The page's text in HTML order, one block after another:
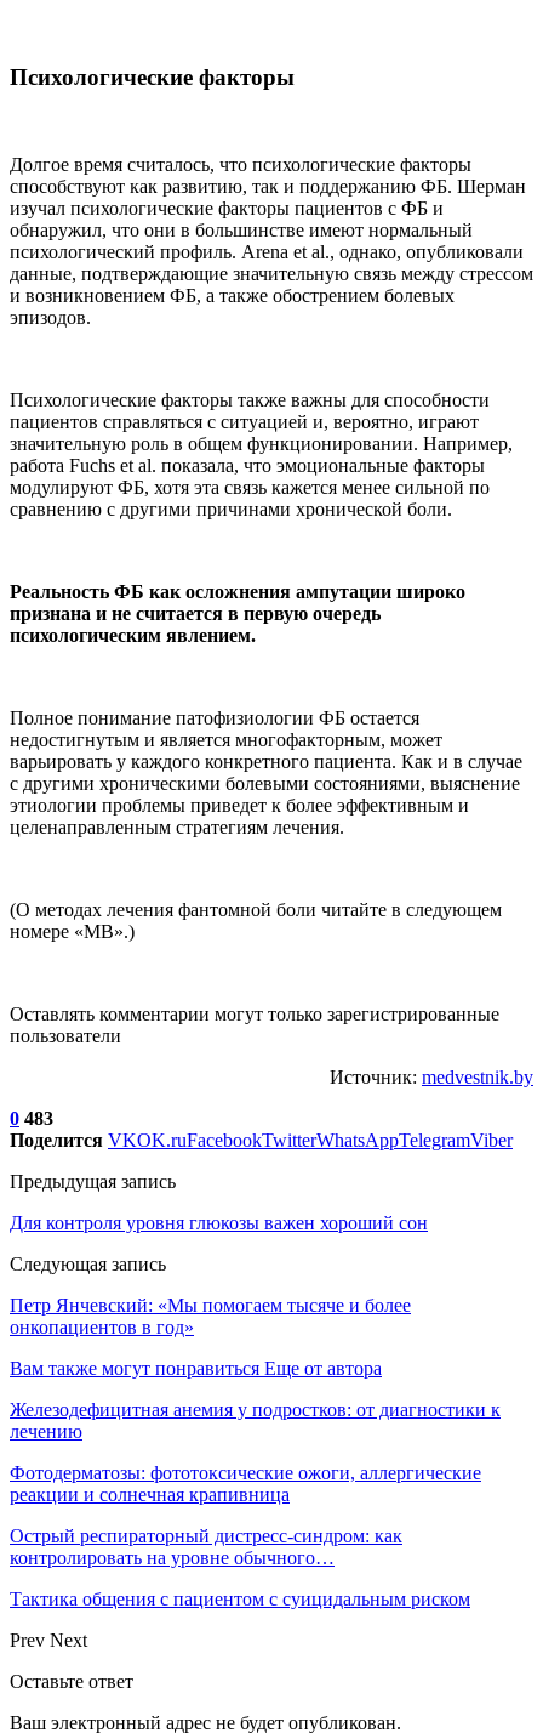
Психологические факторы
Долгое время считалось, что психологические факторы
способствуют как развитию, так и поддержанию ФБ. Шерман
изучал психологические факторы пациентов с ФБ и
обнаружил, что они в большинстве имеют нормальный
психологический профиль. Arena et al., однако, опубликовали
данные, подтверждающие значительную связь между стрессом
и возникновением ФБ, а также обострением болевых
эпизодов.
Психологические факторы также важны для способности
пациентов справляться с ситуацией и, вероятно, играют
значительную роль в общем функционировании. Например,
работа Fuchs et al. показала, что эмоциональные факторы
модулируют ФБ, хотя эта связь кажется менее сильной по
сравнению с другими причинами хронической боли.
Реальность ФБ как осложнения ампутации широко
признана и не считается в первую очередь
психологическим явлением.
Полное понимание патофизиологии ФБ остается
недостигнутым и является многофакторным, может
варьировать у каждого конкретного пациента. Как и в случае
с другими хроническими болевыми состояниями, выяснение
этиологии проблемы приведет к более эффективным и
целенаправленным стратегиям лечения.
(О методах лечения фантомной боли читайте в следующем
номере «МВ».)
Оставлять комментарии могут только зарегистрированные
пользователи
Источник: medvestnik.by
0 483
Поделится VKOK.ruFacebookTwitterWhatsAppTelegramViber
Предыдущая запись
Для контроля уровня глюкозы важен хороший сон
Следующая запись
Петр Янчевский: «Мы помогаем тысяче и более
онкопациентов в год»
Вам также могут понравиться Еще от автора
Железодефицитная анемия у подростков: от диагностики к
лечению
Фотодерматозы: фототоксические ожоги, аллергические
реакции и солнечная крапивница
Острый респираторный дистресс-синдром: как
контролировать на уровне обычного…
Тактика общения с пациентом с суицидальным риском
Prev Next
Оставьте ответ
Ваш электронный адрес не будет опубликован.